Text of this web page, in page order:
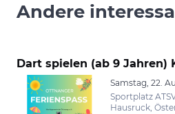
Andere
Dart spielen (ab 9 Jahren)
Samstag, 22.
Sportplatz
Hausruck,